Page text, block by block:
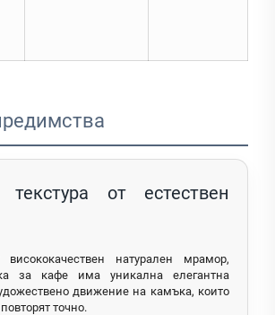
от естествен
висококачествен натурален мрамор,
за кафе има уникална елегантна
движение на камъка, които
точно.